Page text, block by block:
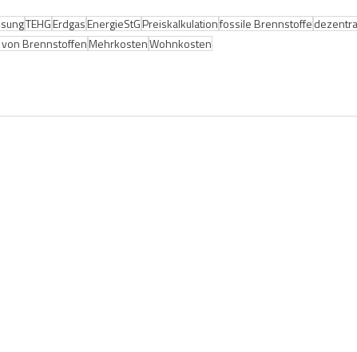
TEHGErdgasEnergieStGPreiskalkulationfossile Brennstoffe
BrennstoffenMehrkostenWohnkosten